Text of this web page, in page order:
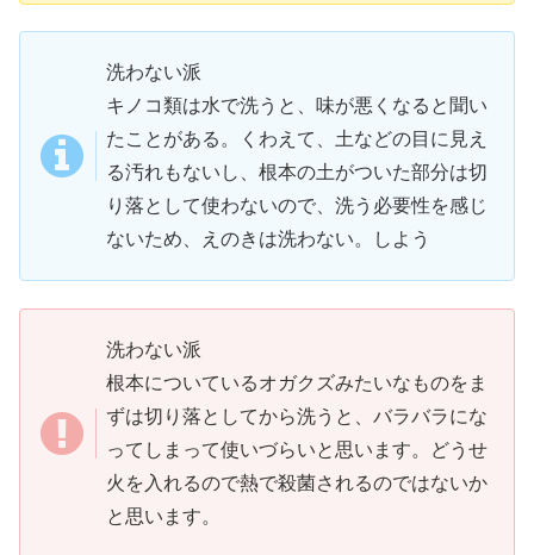
洗わない派
キノコ類は水で洗うと、味が悪くなると聞い
たことがある。くわえて、土などの目に見え
る汚れもないし、根本の土がついた部分は切
り落として使わないので、洗う必要性を感じ
ないため、えのきは洗わない。しよう
洗わない派
根本についているオガクズみたいなものをま
ずは切り落としてから洗うと、バラバラにな
ってしまって使いづらいと思います。どうせ
火を入れるので熱で殺菌されるのではないか
と思います。